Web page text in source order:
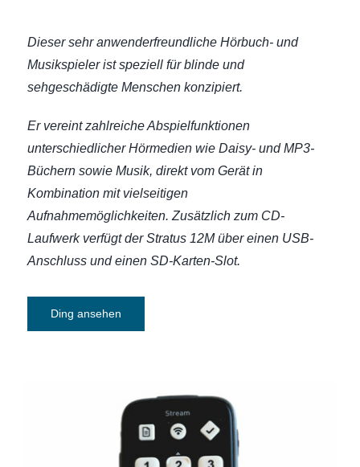
Dieser sehr anwenderfreundliche Hörbuch- und
Musikspieler ist speziell für blinde und
sehgeschädigte Menschen konzipiert.
Er vereint zahlreiche Abspielfunktionen
unterschiedlicher Hörmedien wie Daisy- und MP3-
Büchern sowie Musik, direkt vom Gerät in
Kombination mit vielseitigen
Aufnahmemöglichkeiten. Zusätzlich zum CD-
Laufwerk verfügt der Stratus 12M über einen USB-
Anschluss und einen SD-Karten-Slot.
Ding ansehen